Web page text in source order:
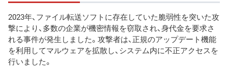
2023年、ファイル転送ソフトに存在していた脆弱性を突いた攻
撃により、多数の企業が機密情報を窃取され、身代金を要求さ
れる事件が発生しました。攻撃者は、正規のアップデート機能
を利用してマルウェアを拡散し、システム内に不正アクセスを
行いました。